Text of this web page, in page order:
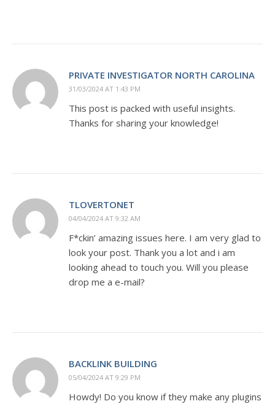
PRIVATE INVESTIGATOR NORTH CAROLINA
31/03/2024 AT 1:43 PM
This post is packed with useful insights.
Thanks for sharing your knowledge!
TLOVERTONET
04/04/2024 AT 9:32 AM
F*ckin’ amazing issues here. I am very glad to
look your post. Thank you a lot and i am
looking ahead to touch you. Will you please
drop me a e-mail?
BACKLINK BUILDING
05/04/2024 AT 9:29 PM
Howdy! Do you know if they make any plugins